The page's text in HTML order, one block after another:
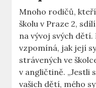
Mnoho rodičů,
školu v Praze 2,
na vývoj svých
vzpomíná, jak její
strávených ve
v angličtině. „Jestli
vašich dětí, mého